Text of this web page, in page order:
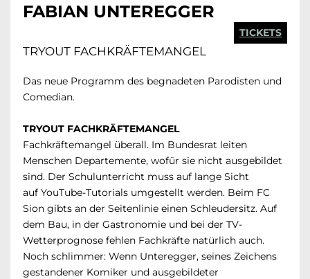
FABIAN UNTEREGGER
TICKETS
TRYOUT FACHKRÄFTEMANGEL
Das neue Programm des begnadeten Parodisten und
Comedian.
TRYOUT FACHKRÄFTEMANGEL
Fachkräftemangel überall. Im Bundesrat leiten
Menschen Departemente, wofür sie nicht ausgebildet
sind. Der Schulunterricht muss auf lange Sicht
auf YouTube-Tutorials umgestellt werden. Beim FC
Sion gibts an der Seitenlinie einen Schleudersitz. Auf
dem Bau, in der Gastronomie und bei der TV-
Wetterprognose fehlen Fachkräfte natürlich auch.
Noch schlimmer: Wenn Unteregger, seines Zeichens
gestandener Komiker und ausgebildeter